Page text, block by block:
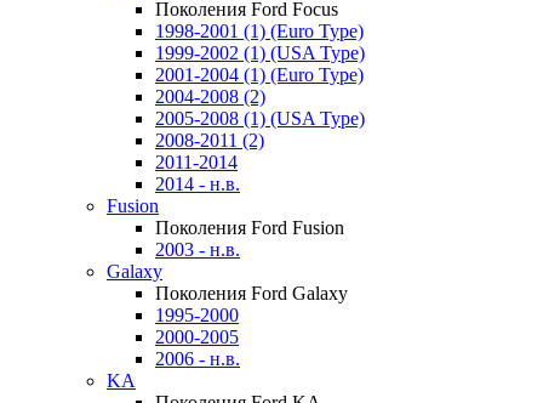
Поколения Ford Focus
1998-2001 (1) (Euro Type)
1999-2002 (1) (USA Type)
2001-2004 (1) (Euro Type)
2004-2008 (2)
2005-2008 (1) (USA Type)
2008-2011 (2)
2011-2014
2014 - н.в.
Fusion
Поколения Ford Fusion
2003 - н.в.
Galaxy
Поколения Ford Galaxy
1995-2000
2000-2005
2006 - н.в.
KA